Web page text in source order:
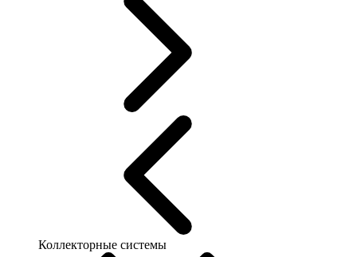
Коллекторные системы